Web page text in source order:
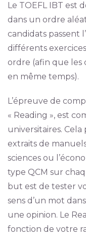
Le TOEFL IBT est
dans un ordre
candidats passent
différents
ordre (afin que les
en même temps).
L’épreuve de
« Reading », est
universitaires.
extraits de
sciences ou
type QCM sur
but est de tester
sens d’un mot
une opinion. Le
fonction de votre